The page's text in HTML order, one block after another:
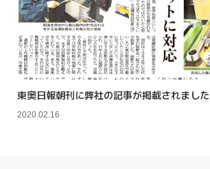
東奥日報朝刊に弊社の記事が掲載されました
2020.02.16